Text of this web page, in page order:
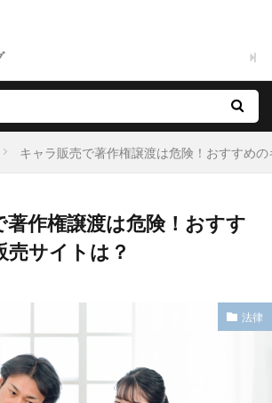
キャラ販売で著作権譲渡は危険！おすすめ
著作権譲渡は危険！おすす
サイトは？
法律